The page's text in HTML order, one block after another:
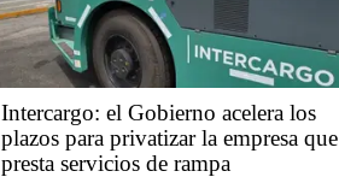
Intercargo: el Gobierno acelera los
plazos para privatizar la empresa que
presta servicios de rampa